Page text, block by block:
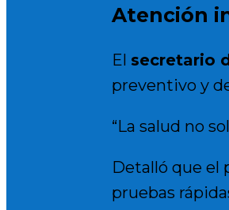
Atención
El secretario
preventivo y
“La salud no
Detalló que el
pruebas